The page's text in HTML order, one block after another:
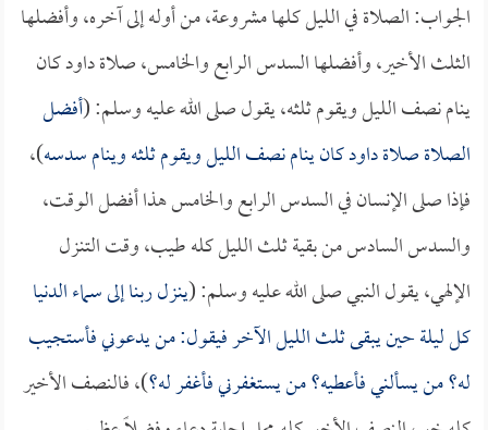
الجواب: الصلاة في الليل كلها مشروعة، من أوله إلى آخره، وأفضلها
الثلث الأخير، وأفضلها السدس الرابع والخامس، صلاة داود كان
ينام نصف الليل ويقوم ثلثه، يقول صلى الله عليه وسلم: (أفضل
الصلاة صلاة داود كان ينام نصف الليل ويقوم ثلثه وينام سدسه)،
فإذا صلى الإنسان في السدس الرابع والخامس هذا أفضل الوقت،
والسدس السادس من بقية ثلث الليل كله طيب، وقت التنزل
الإلهي، يقول النبي صلى الله عليه وسلم: (ينزل ربنا إلى سماء الدنيا
كل ليلة حين يبقى ثلث الليل الآخر فيقول: من يدعوني فأستجيب
له؟ من يسألني فأعطيه؟ من يستغفرني فأغفر له؟)، فالنصف الأخير